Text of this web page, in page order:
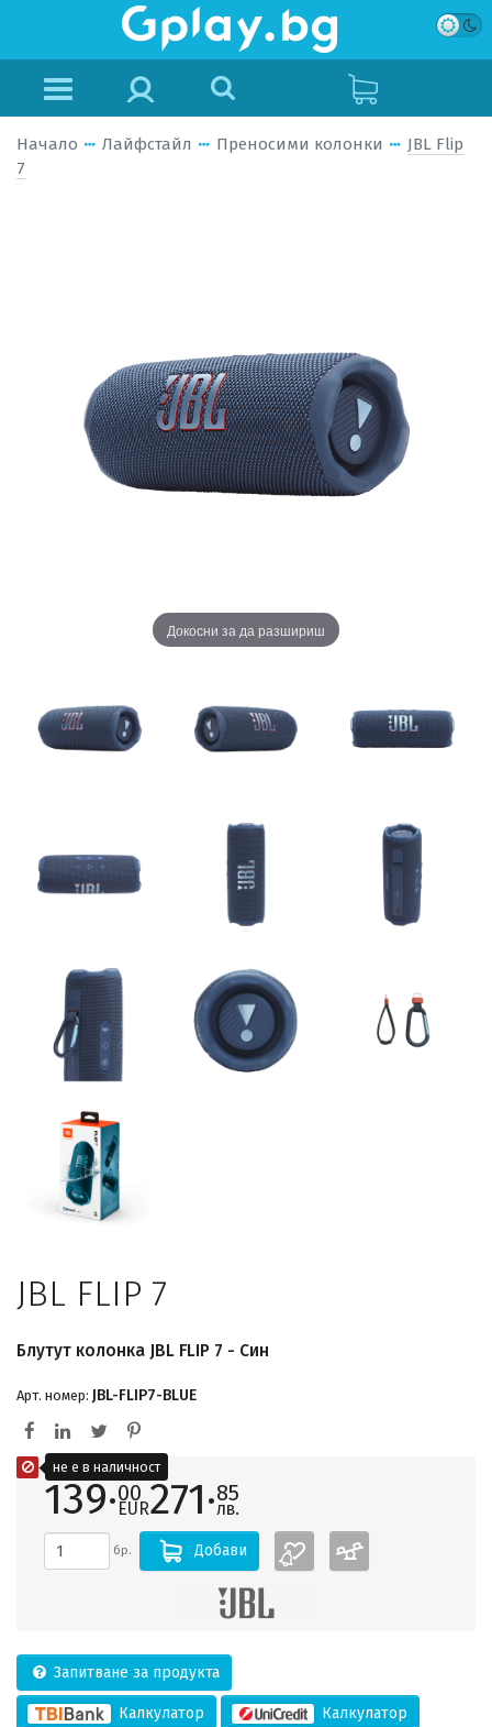
Начало Лайфстайл Преносими колонки
JBL Flip
7
Докосни за да разшириш
JBL FLIP 7
Блутут колонка JBL FLIP 7 - Син
Арт. номер: JBL-FLIP7-BLUE
139·00
EUR271·85
лв.
бр. Добави
Запитване за продукта
Калкулатор Калкулатор
не е в наличност